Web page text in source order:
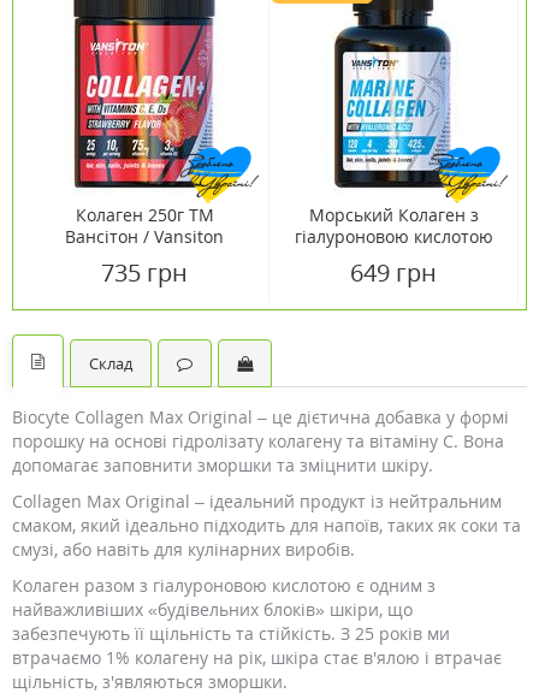
Колаген 250г ТМ
Вансітон / Vansiton
735 грн
Морський Колаген з
гіалуроновою кислотою
Вансітон / Vansiton
649 грн
Склад
Biocyte Collagen Max Original – це дієтична добавка у формі
порошку на основі гідролізату колагену та вітаміну С. Вона
допомагає заповнити зморшки та зміцнити шкіру.
Collagen Max Original – ідеальний продукт із нейтральним
смаком, який ідеально підходить для напоїв, таких як соки та
смузі, або навіть для кулінарних виробів.
Колаген разом з гіалуроновою кислотою є одним з
найважливіших «будівельних блоків» шкіри, що
забезпечують її щільність та стійкість. З 25 років ми
втрачаємо 1% колагену на рік, шкіра стає в'ялою і втрачає
щільність, з'являються зморшки.